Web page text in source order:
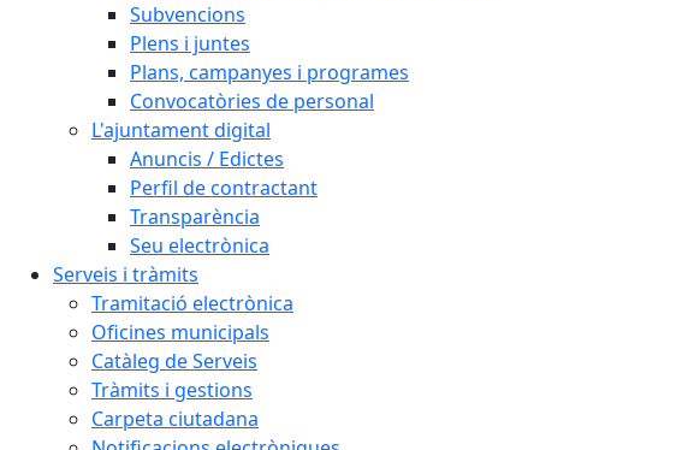
Subvencions
Plens i juntes
Plans, campanyes i programes
Convocatòries de personal
L'ajuntament digital
Anuncis / Edictes
Perfil de contractant
Transparència
Seu electrònica
Serveis i tràmits
Tramitació electrònica
Oficines municipals
Catàleg de Serveis
Tràmits i gestions
Carpeta ciutadana